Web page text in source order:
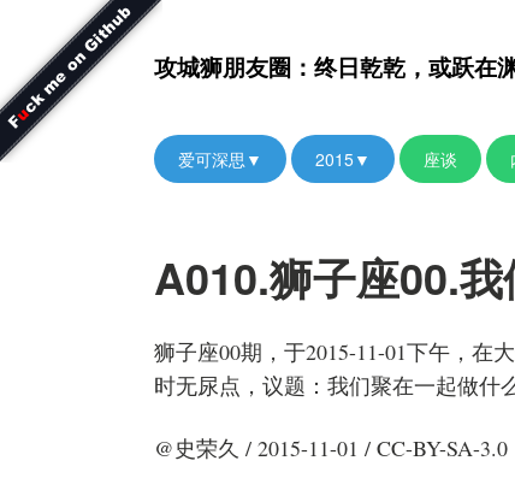
攻城狮朋友圈：终日乾乾，或跃在
爱可深思▼ 2015▼ 座谈
A010.狮子座00.
狮子座00期，于2015-11-01下午，在
时无尿点，议题：我们聚在一起做什
@史荣久 / 2015-11-01 / CC-BY-SA-3.0